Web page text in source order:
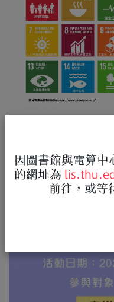
因圖書館與電算中
的網址為
前往，或等